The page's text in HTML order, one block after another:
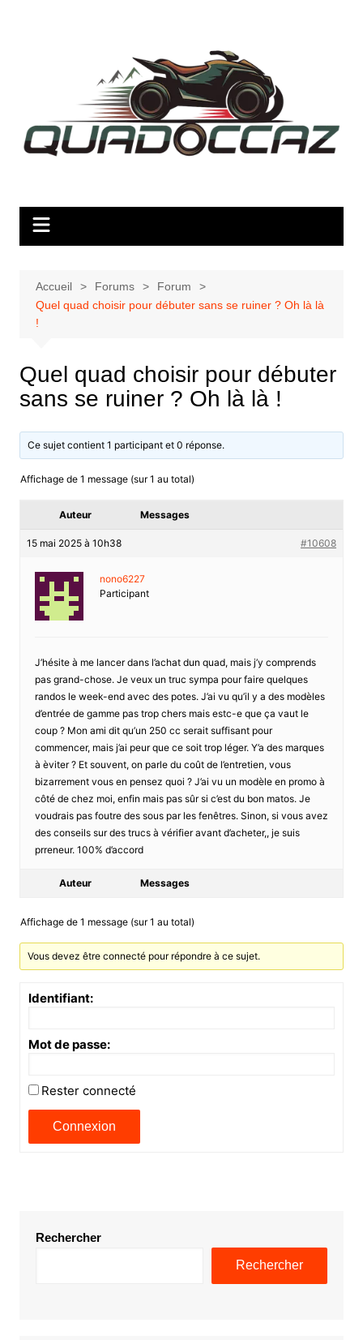
Accueil Forums
Forum
Quel quad choisir pour débuter sans se ruiner ? Oh là là
!
Quel quad choisir pour débuter
sans se ruiner ? Oh là là !
Ce sujet contient 1 participant et 0 réponse.
Affichage de 1 message (sur 1 au total)
Auteur Messages
15 mai 2025 à 10h38 #10608
nono6227
Participant
J’hésite à me lancer dans l’achat dun quad, mais j’y comprends
pas grand-chose. Je veux un truc sympa pour faire quelques
randos le week-end avec des potes. J’ai vu qu’il y a des modèles
d’entrée de gamme pas trop chers mais estc-e que ça vaut le
coup ? Mon ami dit qu’un 250 cc serait suffisant pour
commencer, mais j’ai peur que ce soit trop léger. Y’a des marques
à èviter ? Et souvent, on parle du coût de l’entretien, vous
bizarrement vous en pensez quoi ? J’ai vu un modèle en promo à
côté de chez moi, enfin mais pas sûr si c’est du bon matos. Je
voudrais pas foutre des sous par les fenêtres. Sinon, si vous avez
des conseils sur des trucs à vérifier avant d’acheter,, je suis
prreneur. 100% d’accord
Auteur Messages
Affichage de 1 message (sur 1 au total)
Vous devez être connecté pour répondre à ce sujet.
Identifiant:
Mot de passe:
Rester connecté
Connexion
Rechercher
Rechercher